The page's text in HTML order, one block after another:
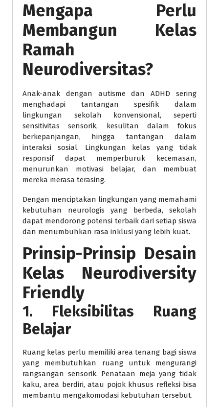
Mengapa Perlu
Membangun Kelas
Ramah
Neurodiversitas?
Anak-anak dengan autisme dan ADHD sering
menghadapi tantangan spesifik dalam
lingkungan sekolah konvensional, seperti
sensitivitas sensorik, kesulitan dalam fokus
berkepanjangan, hingga tantangan dalam
interaksi sosial. Lingkungan kelas yang tidak
responsif dapat memperburuk kecemasan,
menurunkan motivasi belajar, dan membuat
mereka merasa terasing.
Dengan menciptakan lingkungan yang memahami
kebutuhan neurologis yang berbeda, sekolah
dapat mendorong potensi terbaik dari setiap siswa
dan menumbuhkan rasa inklusi yang lebih kuat.
Prinsip-Prinsip Desain
Kelas Neurodiversity
Friendly
1. Fleksibilitas Ruang
Belajar
Ruang kelas perlu memiliki area tenang bagi siswa
yang membutuhkan ruang untuk mengurangi
rangsangan sensorik. Penataan meja yang tidak
kaku, area berdiri, atau pojok khusus refleksi bisa
membantu mengakomodasi kebutuhan tersebut.